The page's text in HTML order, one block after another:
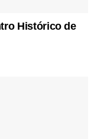
Histórico de